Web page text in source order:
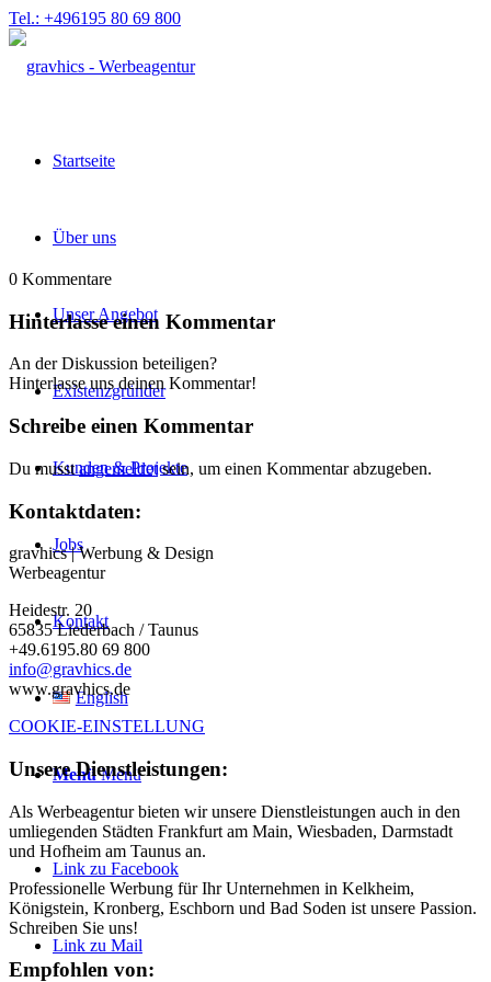
Tel.: +496195 80 69 800
Startseite
Über uns
Unser Angebot
Existenzgründer
Kunden & Projekte
Jobs
Kontakt
English
Menü Menü
Link zu Facebook
Link zu Mail
0 Kommentare
Hinterlasse einen Kommentar
An der Diskussion beteiligen?
Hinterlasse uns deinen Kommentar!
Schreibe einen Kommentar
Du musstangemeldetsein, um einen Kommentar abzugeben.
Kontaktdaten:
gravhics | Werbung & Design
Werbeagentur
Heidestr. 20
65835 Liederbach / Taunus
+49.6195.80 69 800
info@gravhics.de
www.gravhics.de
COOKIE-EINSTELLUNG
Unsere Dienstleistungen:
Als Werbeagentur bieten wir unsere Dienstleistungen auch in den
umliegenden Städten Frankfurt am Main, Wiesbaden, Darmstadt
und Hofheim am Taunus an.
Professionelle Werbung für Ihr Unternehmen in Kelkheim,
Königstein, Kronberg, Eschborn und Bad Soden ist unsere Passion.
Schreiben Sie uns!
Empfohlen von: